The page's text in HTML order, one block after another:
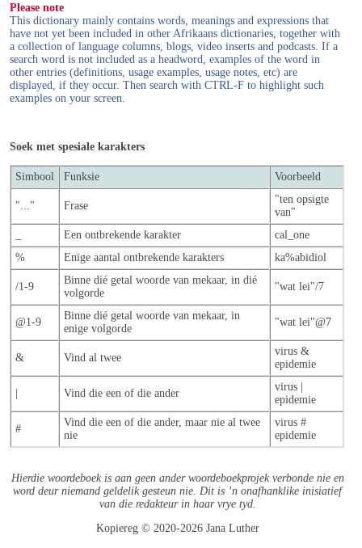
Please note
This dictionary mainly contains words, meanings and expressions that
have not yet been included in other Afrikaans dictionaries, together with
a collection of language columns, blogs, video inserts and podcasts. If a
search word is not included as a headword, examples of the word in
other entries (definitions, usage examples, usage notes, etc) are
displayed, if they occur. Then search with CTRL-F to highlight such
examples on your screen.
Soek met spesiale karakters
Simbool Funksie Voorbeeld
"..." Frase
"ten opsigte
van"
Een ontbrekende karakter
cal_one
%
Enige aantal ontbrekende karakters ka%abidiol
/1-9
Binne dié getal woorde van mekaar, in dié
volgorde
"wat lei"/7
@1-9
Binne dié getal woorde van mekaar, in
enige volgorde
"wat lei"@7
& Vind al twee
virus &
epidemie
Vind die een of die ander
virus |
epidemie
#
Vind die een of die ander, maar nie al twee
nie
virus #
epidemie
Hierdie woordeboek is aan geen ander woordeboekprojek verbonde nie en
word deur niemand geldelik gesteun nie. Dit is ’n onafhanklike inisiatief
van die redakteur in haar vrye tyd.
Kopiereg © 2020-2026 Jana Luther